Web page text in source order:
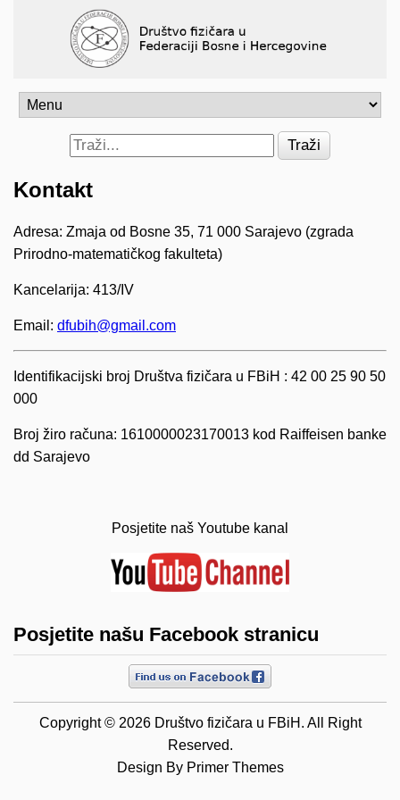
Traži
Kontakt
Adresa: Zmaja od Bosne 35, 71 000 Sarajevo (zgrada
Prirodno-matematičkog fakulteta)
Kancelarija: 413/IV
Email: dfubih@gmail.com
Identifikacijski broj Društva fizičara u FBiH : 42 00 25 90 50
000
Broj žiro računa: 1610000023170013 kod Raiffeisen banke
dd Sarajevo
Posjetite naš Youtube kanal
Posjetite našu Facebook stranicu
Copyright © 2026 Društvo fizičara u FBiH. All Right
Reserved.
Design By Primer Themes